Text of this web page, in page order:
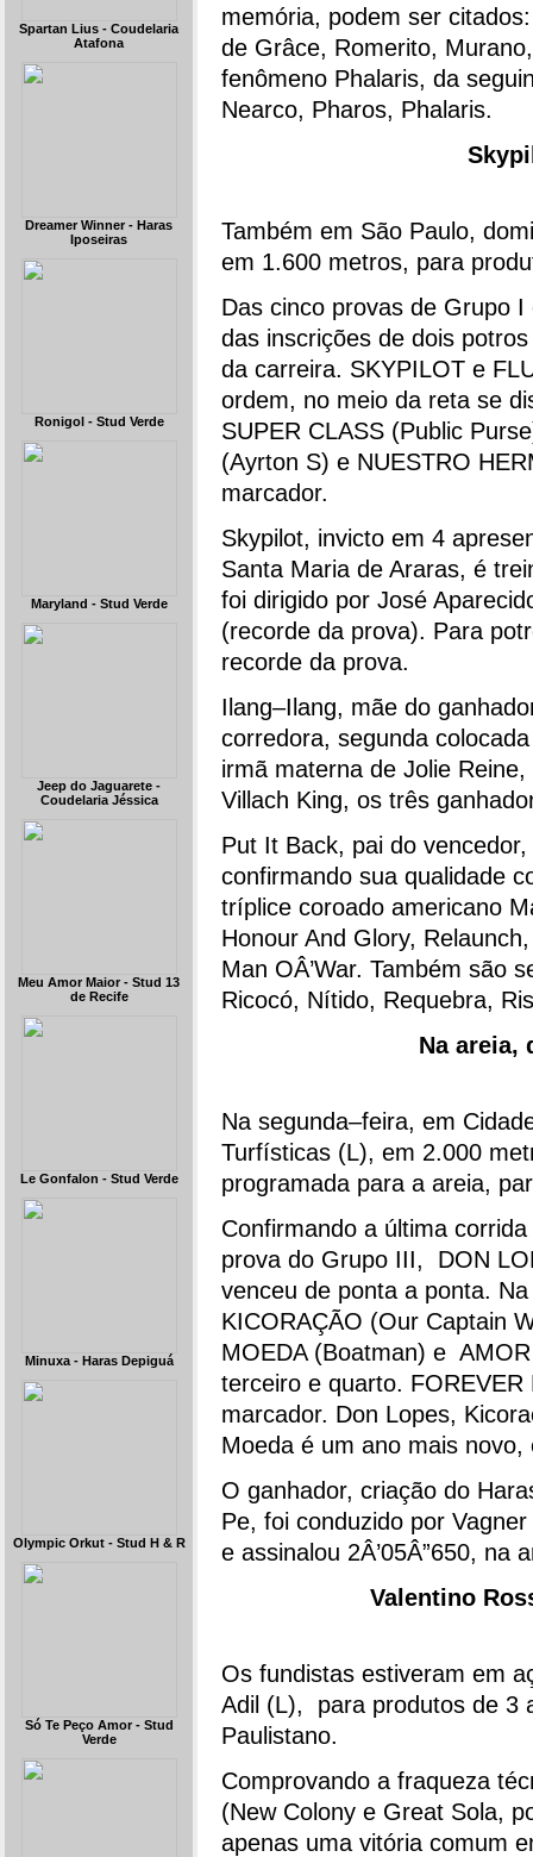
Spartan Lius - Coudelaria
Atafona
Dreamer Winner - Haras
Iposeiras
Ronigol - Stud Verde
Maryland - Stud Verde
Jeep do Jaguarete -
Coudelaria Jéssica
Meu Amor Maior - Stud 13
de Recife
Le Gonfalon - Stud Verde
Minuxa - Haras Depiguá
Olympic Orkut - Stud H & R
Só Te Peço Amor - Stud
Verde
memória, podem ser
de Grâce, Romerito,
fenômeno Phalaris, da
Nearco, Pharos, Phalaris.
Também em São Paulo,
em 1.600 metros, para
Das cinco provas de Grupo
das inscrições de dois
da carreira. SKYPILOT e
ordem, no meio da reta se
SUPER CLASS (Public
(Ayrton S) e NUESTRO
marcador.
Skypilot, invicto em 4
Santa Maria de Araras, é
foi dirigido por José
(recorde da prova). Para
recorde da prova.
Ilang–Ilang, mãe do
corredora, segunda
irmã materna de Jolie
Villach King, os três
Put It Back, pai do
confirmando sua qualidade
tríplice coroado americano
Honour And Glory,
Man OÂ’War. Também são
Ricocó, Nítido, Requebra,
Na areia,
Na segunda–feira, em
Turfísticas (L), em 2.000
programada para a areia,
Confirmando a última
prova do Grupo III, DON
venceu de ponta a ponta.
KICORAÇÃO (Our Captain
MOEDA (Boatman) e
terceiro e quarto.
marcador. Don Lopes,
Moeda é um ano mais
O ganhador, criação do
Pe, foi conduzido por
e assinalou 2Â’05Â”650, na
Valentino
Os fundistas estiveram em
Adil (L), para produtos de 3
Paulistano.
Comprovando a fraqueza
(New Colony e Great Sola,
apenas uma vitória comum